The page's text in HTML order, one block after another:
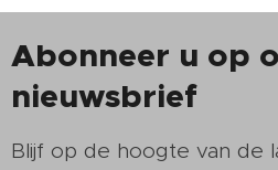
Abonneer u op
nieuwsbrief
Blijf op de hoogte van de